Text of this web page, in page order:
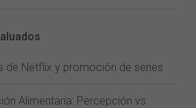
de Netflix y promoción de series
Alimentaria: Percepción vs